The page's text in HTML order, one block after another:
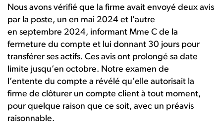
Nous avons vérifié que la firme avait envoyé deux avis
par la poste, un en mai 2024 et l'autre
en septembre 2024, informant Mme C de la
fermeture du compte et lui donnant 30 jours pour
transférer ses actifs. Ces avis ont prolongé sa date
limite jusqu’en octobre. Notre examen de
l’entente du compte a révélé qu’elle autorisait la
firme de clôturer un compte client à tout moment,
pour quelque raison que ce soit, avec un préavis
raisonnable.